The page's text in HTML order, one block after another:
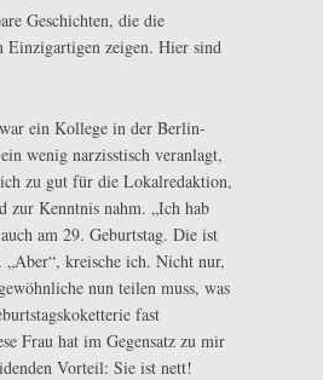
Geschichten, die die
Einzigartigen zeigen. Hier sind
ein Kollege in der Berlin-
wenig narzisstisch veranlagt,
zu gut für die Lokalredaktion,
zur Kenntnis nahm. „Ich hab
am 29. Geburtstag. Die ist
„Aber“, kreische ich. Nicht nur,
nun teilen muss, was
fast
Frau hat im Gegensatz zu mir
Vorteil: Sie ist nett!